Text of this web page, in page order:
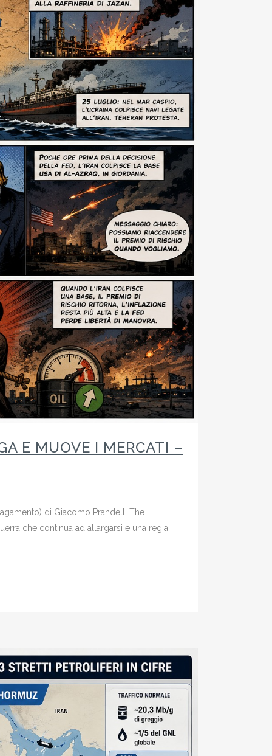
E MUOVE I MERCATI –
di Giacomo Prandelli The
che continua ad allargarsi e una regia